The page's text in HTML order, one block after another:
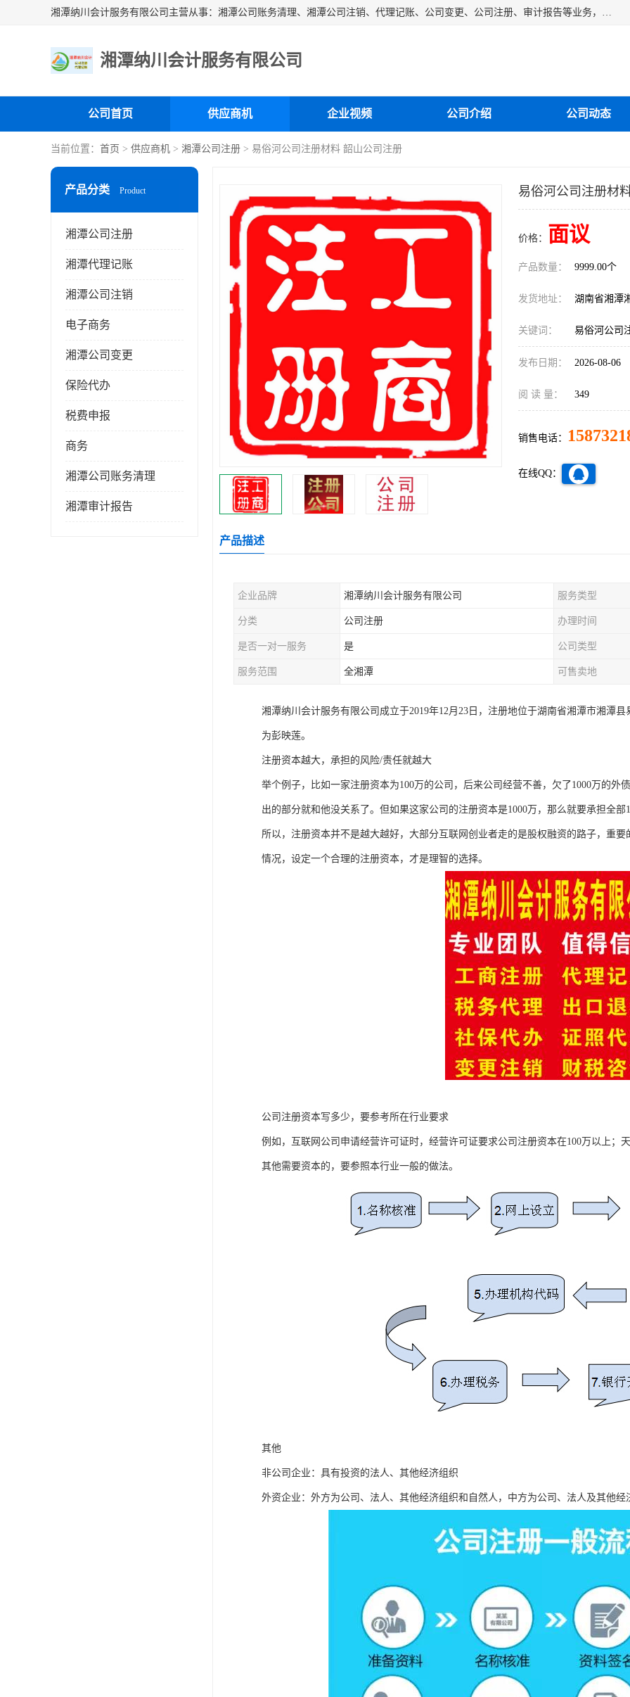
湘潭纳川会计服务有限公司主营从事：湘潭公司账务清理、湘潭公司注销、代理记账、公司变更、公司注册、审计报告等业务，公司设立有专门的代理注册部门，现有工商代办专员，部门经理从事工商代办多年，对各地区公司注册、公司变更、进出口业务等流程以及各行业公司注册、变更所需注意的细节都非常熟悉。
湘潭纳川会计服务有限公司
公司首页 供应商机 企业视频 公司介绍 公司动态
当前位置： 首页 > 供应商机 > 湘潭公司注册 > 易俗河公司注册材料 韶山公司注册
产品分类 Product
湘潭公司注册
湘潭代理记账
湘潭公司注销
电子商务
湘潭公司变更
保险代办
税费申报
商务
湘潭公司账务清理
湘潭审计报告
易俗河公司注册材
价格： 面议
产品数量： 9999.00个
发货地址： 湖南省湘潭
关键词： 易俗河公司
发布日期： 2026-08-06
阅 读 量： 349
销售电话：
在线QQ：
产品描述
企业品牌 湘潭纳川会计服务有限公司 服务类型
分类 公司注册 办理时间
是否一对一服务 是 公司类型
服务范围 全湘潭 可售卖地
湘潭纳川会计服务有限公司成立于2019年12月23日，注册地位于湖南省湘潭市湘潭
为彭映莲。
注册资本越大，承担的风险/责任就越大
举个例子，比如一家注册资本为100万的公司，后来公司经营不善，欠了1000万的外
出的部分就和他没关系了。但如果这家公司的注册资本是1000万，那么就要承担全部
所以，注册资本并不是越大越好，大部分互联网创业者走的是股权融资的路子，重
情况，设定一个合理的注册资本，才是理智的选择。
公司注册资本写多少，要参考所在行业要求
例如，互联网公司申请经营许可证时，经营许可证要求公司注册资本在100万以上；
其他需要资本的，要参照本行业一般的做法。
其他
非公司企业：具有投资的法人、其他经济组织
外资企业：外方为公司、法人、其他经济组织和自然人，中方为公司、法人及其他经